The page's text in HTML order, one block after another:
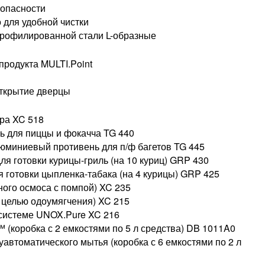
удобной чистки
стали L-образные
MULTI.Point
дверцы
XC 518
пиццы и фокачча TG 440
противень для п/ф багетов TG 445
готовки курицы-гриль (на 10 куриц) GRP 430
цыпленка-табака (на 4 курицы) GRP 425
осмоса с помпой) XC 235
одоумягчения) XC 215
UNOX.Pure XC 216
с 2 емкостями по 5 л средства) DB 1011A0
мытья (коробка с 6 емкостями по 2 л